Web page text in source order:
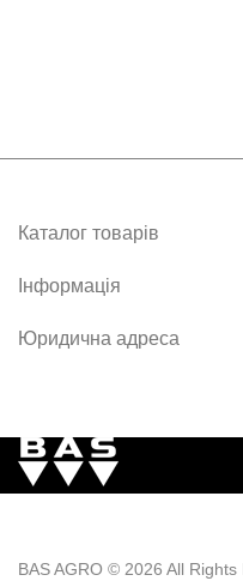
Каталог товарів
Інформація
Юридична адреса
BAS AGRO © 2026 All Rights